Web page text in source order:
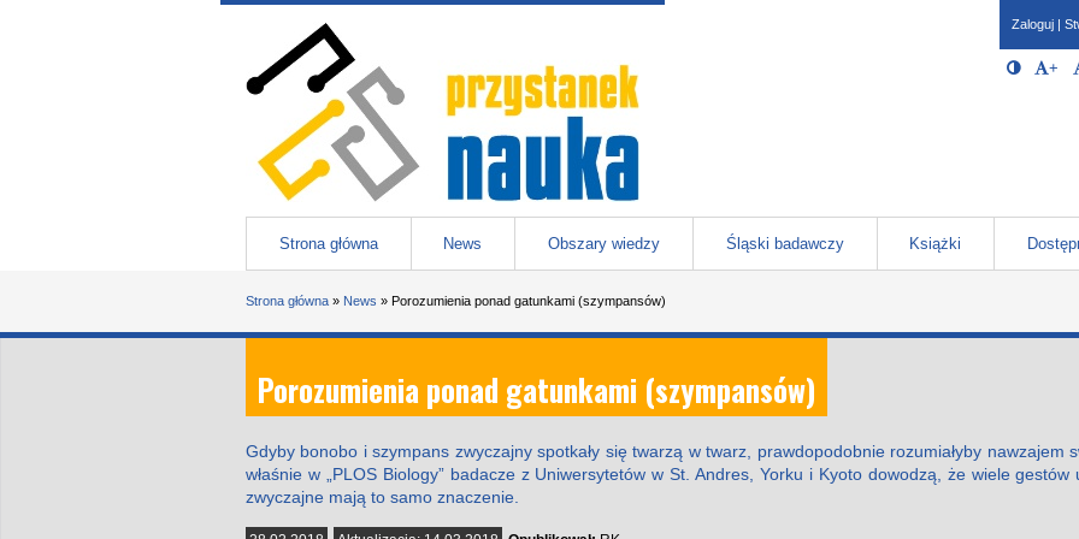
Przejdź do treści
Menu główne
Strona główna News Obszary wiedzy Śląski badawczy Książki
Zaloguj |
Opcje
Włącz/
+
Strona główna » News » Porozumienia ponad gatunkami (szympansów)
Porozumienia ponad gatunkami (szympansów)
Gdyby bonobo i szympans zwyczajny spotkały się twarzą w twarz, prawdopodobnie rozumiałyby nawzajem
właśnie w „PLOS Biology” badacze z Uniwersytetów w St. Andres, Yorku i Kyoto dowodzą, że wiele
zwyczajne mają to samo znaczenie.